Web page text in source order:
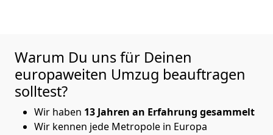
Warum Du uns für Deinen
europaweiten Umzug beauftragen
solltest?
Wir haben 13 Jahren an Erfahrung gesammelt
Wir kennen jede Metropole in Europa